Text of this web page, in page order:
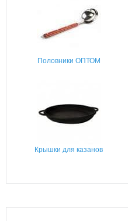
Половники ОПТОМ
Крышки для казанов